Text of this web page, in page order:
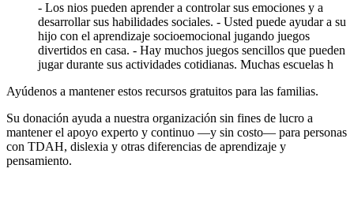
- Los nios pueden aprender a controlar sus emociones y a
desarrollar sus habilidades sociales. - Usted puede ayudar a su
hijo con el aprendizaje socioemocional jugando juegos
divertidos en casa. - Hay muchos juegos sencillos que pueden
jugar durante sus actividades cotidianas. Muchas escuelas h
Ayúdenos a mantener estos recursos gratuitos para las familias.
Su donación ayuda a nuestra organización sin fines de lucro a
mantener el apoyo experto y continuo —y sin costo— para personas
con TDAH, dislexia y otras diferencias de aprendizaje y
pensamiento.